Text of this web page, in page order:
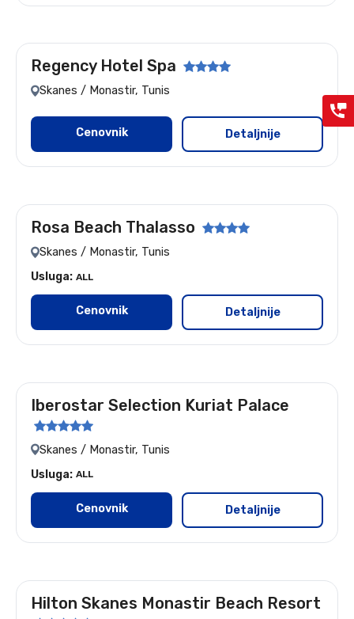
Let: Nis i Beograd
Regency Hotel Spa
Skanes / Monastir, Tunis
Cenovnik Detaljnije
Let: Nis i Beograd
Rosa Beach Thalasso
Skanes / Monastir, Tunis
Usluga: ALL
Cenovnik Detaljnije
Let: Nis i Beograd
Iberostar Selection Kuriat Palace
Skanes / Monastir, Tunis
Usluga: ALL
Cenovnik Detaljnije
Let: Nis i Beograd
Hilton Skanes Monastir Beach Resort